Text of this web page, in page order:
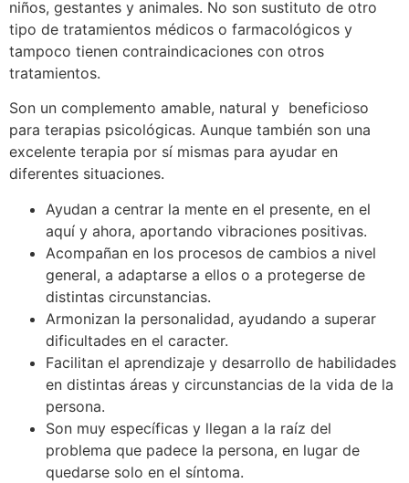
niños, gestantes y animales. No son sustituto de otro
tipo de tratamientos médicos o farmacológicos y
tampoco tienen contraindicaciones con otros
tratamientos.
Son un complemento amable, natural y beneficioso
para terapias psicológicas. Aunque también son una
excelente terapia por sí mismas para ayudar en
diferentes situaciones.
Ayudan a centrar la mente en el presente, en el
aquí y ahora, aportando vibraciones positivas.
Acompañan en los procesos de cambios a nivel
general, a adaptarse a ellos o a protegerse de
distintas circunstancias.
Armonizan la personalidad, ayudando a superar
dificultades en el caracter.
Facilitan el aprendizaje y desarrollo de habilidades
en distintas áreas y circunstancias de la vida de la
persona.
Son muy específicas y llegan a la raíz del
problema que padece la persona, en lugar de
quedarse solo en el síntoma.